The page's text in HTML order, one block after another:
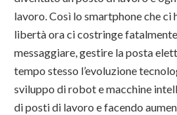
lavoro. Così lo smartphone che ci
libertà ora ci costringe
messaggiare, gestire la posta
tempo stesso l’evoluzione
sviluppo di robot e macchine
di posti di lavoro e facendo